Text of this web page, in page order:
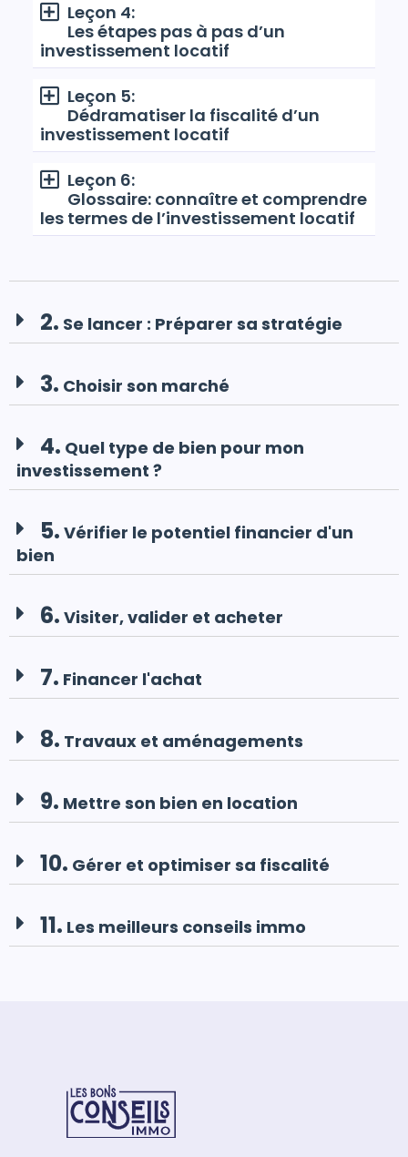
Leçon 4:
Les étapes pas à pas d’un
investissement locatif
Leçon 5:
Dédramatiser la fiscalité d’un
investissement locatif
Leçon 6:
Glossaire: connaître et comprendre
les termes de l’investissement locatif
2. Se lancer : Préparer sa stratégie
3. Choisir son marché
4. Quel type de bien pour mon
investissement ?
5. Vérifier le potentiel financier d'un
bien
6. Visiter, valider et acheter
7. Financer l'achat
8. Travaux et aménagements
9. Mettre son bien en location
10. Gérer et optimiser sa fiscalité
11. Les meilleurs conseils immo